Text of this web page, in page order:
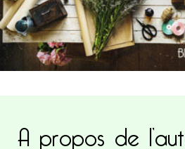
A propos de